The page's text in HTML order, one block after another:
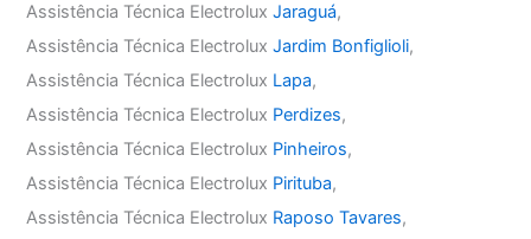
Assistência Técnica ElectroluxJaraguá,
Assistência Técnica ElectroluxJardim Bonfiglioli,
Assistência Técnica Electrolux Lapa,
Assistência Técnica Electrolux Perdizes,
Assistência Técnica Electrolux Pinheiros,
Assistência Técnica Electrolux Pirituba,
Assistência Técnica Electrolux Raposo Tavares,